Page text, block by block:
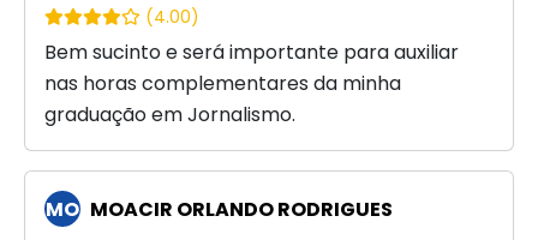
(4.00)
Bem sucinto e será importante para auxiliar
nas horas complementares da minha
graduação em Jornalismo.
MO MOACIR ORLANDO RODRIGUES